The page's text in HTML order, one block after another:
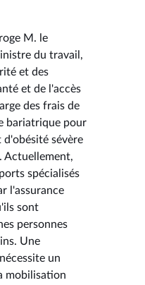
M. le
du travail,
et des
et de l'accès
des frais de
bariatrique pour
d'obésité sévère
Actuellement,
spécialisés
l'assurance
sont
personnes
Une
un
mobilisation